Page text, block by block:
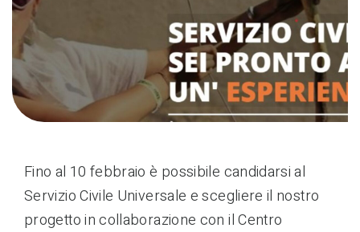
Fino al 10 febbraio è possibile candidarsi al
Servizio Civile Universale e scegliere il nostro
progetto in collaborazione con il Centro